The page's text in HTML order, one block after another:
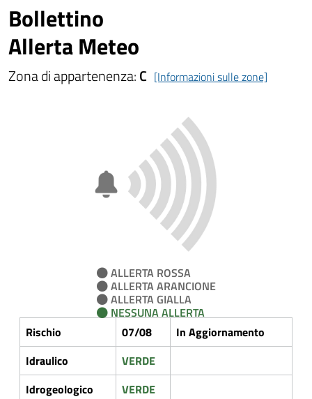
Bollettino
Allerta Meteo
Zona di appartenenza:C [Informazioni sulle zone]
ALLERTA ROSSA
ALLERTA ARANCIONE
ALLERTA GIALLA
NESSUNA ALLERTA
Rischio
07/08
In Aggiornamento
Idraulico
VERDE
Idrogeologico
VERDE